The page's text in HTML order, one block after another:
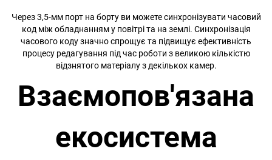
Через 3,5-мм порт на борту ви можете синхронізувати часовий
код між обладнанням у повітрі та на землі. Синхронізація
часового коду значно спрощує та підвищує ефективність
процесу редагування під час роботи з великою кількістю
відзнятого матеріалу з декількох камер.
Взаємопов'язана
екосистема